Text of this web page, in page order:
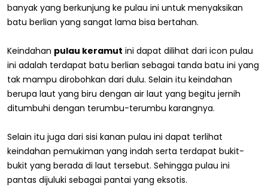
banyak yang berkunjung ke pulau ini untuk menyaksikan
batu berlian yang sangat lama bisa bertahan.
Keindahan pulau keramut ini dapat dilihat dari icon pulau
ini adalah terdapat batu berlian sebagai tanda batu ini yang
tak mampu dirobohkan dari dulu. Selain itu keindahan
berupa laut yang biru dengan air laut yang begitu jernih
ditumbuhi dengan terumbu-terumbu karangnya.
Selain itu juga dari sisi kanan pulau ini dapat terlihat
keindahan pemukiman yang indah serta terdapat bukit-
bukit yang berada di laut tersebut. Sehingga pulau ini
pantas dijuluki sebagai pantai yang eksotis.